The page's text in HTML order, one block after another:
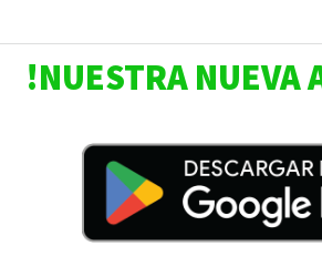
!NUESTRA NUEVA